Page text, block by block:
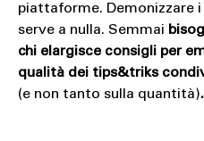
piattaforme. Demonizzare
serve a nulla. Semmai
chi elargisce consigli per
qualità dei tips&triks
(e non tanto sulla quantità).